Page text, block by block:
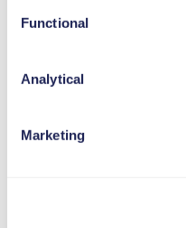
Functional
Analytical
Marketing